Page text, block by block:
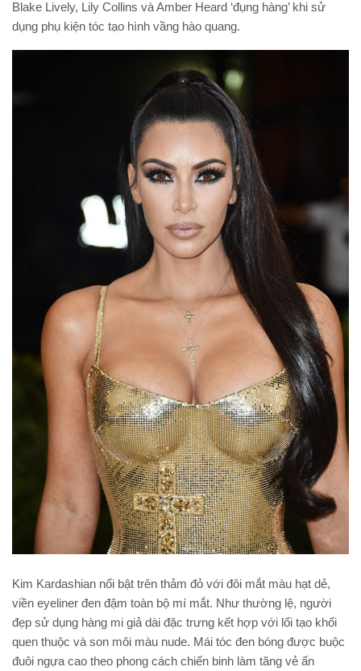
Blake Lively, Lily Collins và Amber Heard ‘đụng hàng’ khi sử
dụng phụ kiện tóc tạo hình vầng hào quang.
Kim Kardashian nổi bật trên thảm đỏ với đôi mắt màu hạt dẻ,
viền eyeliner đen đậm toàn bộ mí mắt. Như thường lệ, người
đẹp sử dụng hàng mi giả dài đặc trưng kết hợp với lối tạo khối
quen thuộc và son môi màu nude. Mái tóc đen bóng được buộc
đuôi ngựa cao theo phong cách chiến binh làm tăng vẻ ấn